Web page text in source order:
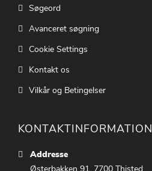
Søgeord
Avanceret søgning
Cookie Settings
Kontakt os
Vilkår og Betingelser
KONTAKTINFORMATION
Addresse